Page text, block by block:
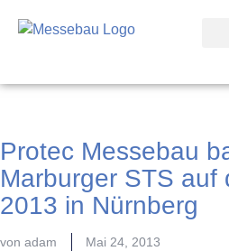
Protec Messebau
Marburger STS auf
2013 in Nürnberg
von adam Mai 24, 2013